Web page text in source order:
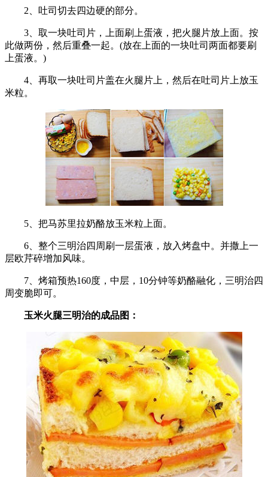
2、吐司切去四边硬的部分。
3、取一块吐司片，上面刷上蛋液，把火腿片放上面。按
此做两份，然后重叠一起。(放在上面的一块吐司两面都要刷
上蛋液。)
4、再取一块吐司片盖在火腿片上，然后在吐司片上放玉
米粒。
5、把马苏里拉奶酪放玉米粒上面。
6、整个三明治四周刷一层蛋液，放入烤盘中。并撒上一
层欧芹碎增加风味。
7、烤箱预热160度，中层，10分钟等奶酪融化，三明治四
周变脆即可。
玉米火腿三明治的成品图：